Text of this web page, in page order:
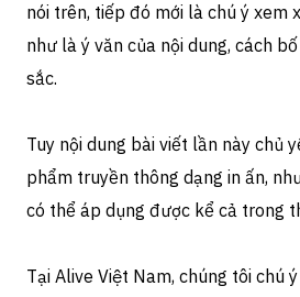
nói trên, tiếp đó mới là chú ý xem
như là ý văn của nội dung, cách
sắc.
Tuy nội dung bài viết lần này chủ
phẩm truyền thông dạng in ấn,
có thể áp dụng được kể cả trong
Tại Alive Việt Nam, chúng tôi chú